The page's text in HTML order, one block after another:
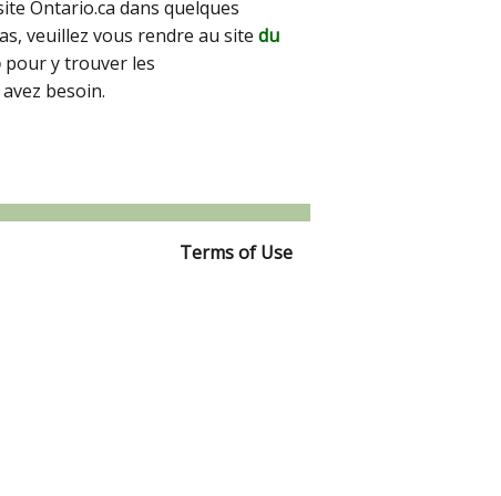
Ontario.ca dans quelques
veuillez vous rendre au site du
pour y trouver les
besoin.
Terms of Use